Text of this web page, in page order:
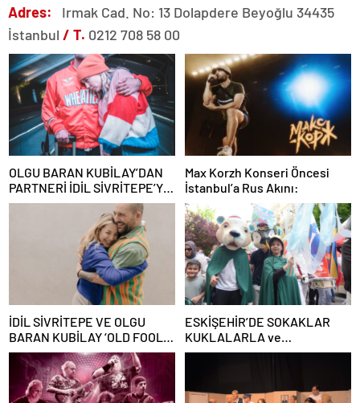
Adres: Irmak Cad. No: 13 Dolapdere Beyoğlu 34435
İstanbul / T. 0212 708 58 00
OLGU BARAN KUBİLAY’DAN
PARTNERİ İDİL SİVRİTEPE’YE
ÖVGÜ DOLU SÖZLER!
Max Korzh Konseri Öncesi
İstanbul’a Rus Akını:
İDİL SİVRİTEPE VE OLGU
BARAN KUBİLAY ‘OLD FOOLS’
İLE TÜRSAK VAKFI İÇİN
SAHNEDE!
ESKİŞEHİR’DE SOKAKLAR
KUKLALARLA ve
ÇOCUKLARIN NEŞESİYLE